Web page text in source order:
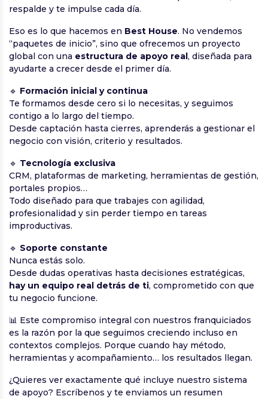
respalde y te impulse cada día.
Eso es lo que hacemos en Best House. No vendemos
“paquetes de inicio”, sino que ofrecemos un proyecto
global con una estructura de apoyo real, diseñada para
ayudarte a crecer desde el primer día.
🔹 Formación inicial y continua
Te formamos desde cero si lo necesitas, y seguimos
contigo a lo largo del tiempo.
Desde captación hasta cierres, aprenderás a gestionar el
negocio con visión, criterio y resultados.
🔹 Tecnología exclusiva
CRM, plataformas de marketing, herramientas de gestión,
portales propios…
Todo diseñado para que trabajes con agilidad,
profesionalidad y sin perder tiempo en tareas
improductivas.
🔹 Soporte constante
Nunca estás solo.
Desde dudas operativas hasta decisiones estratégicas,
hay un equipo real detrás de ti, comprometido con que
tu negocio funcione.
📊 Este compromiso integral con nuestros franquiciados
es la razón por la que seguimos creciendo incluso en
contextos complejos. Porque cuando hay método,
herramientas y acompañamiento… los resultados llegan.
¿Quieres ver exactamente qué incluye nuestro sistema
de apoyo? Escríbenos y te enviamos un resumen